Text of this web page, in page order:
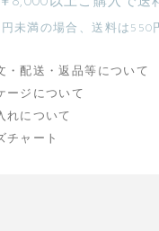
未満の場合、送料は550
・配送・返品等について
ージについて
れについて
チャート